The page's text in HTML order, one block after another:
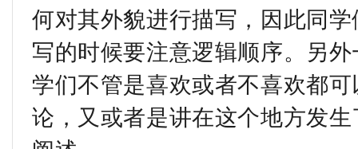
何对其外貌进行描写，因此同
写的时候要注意逻辑顺序。另
学们不管是喜欢或者不喜欢都
论，又或者是讲在这个地方发